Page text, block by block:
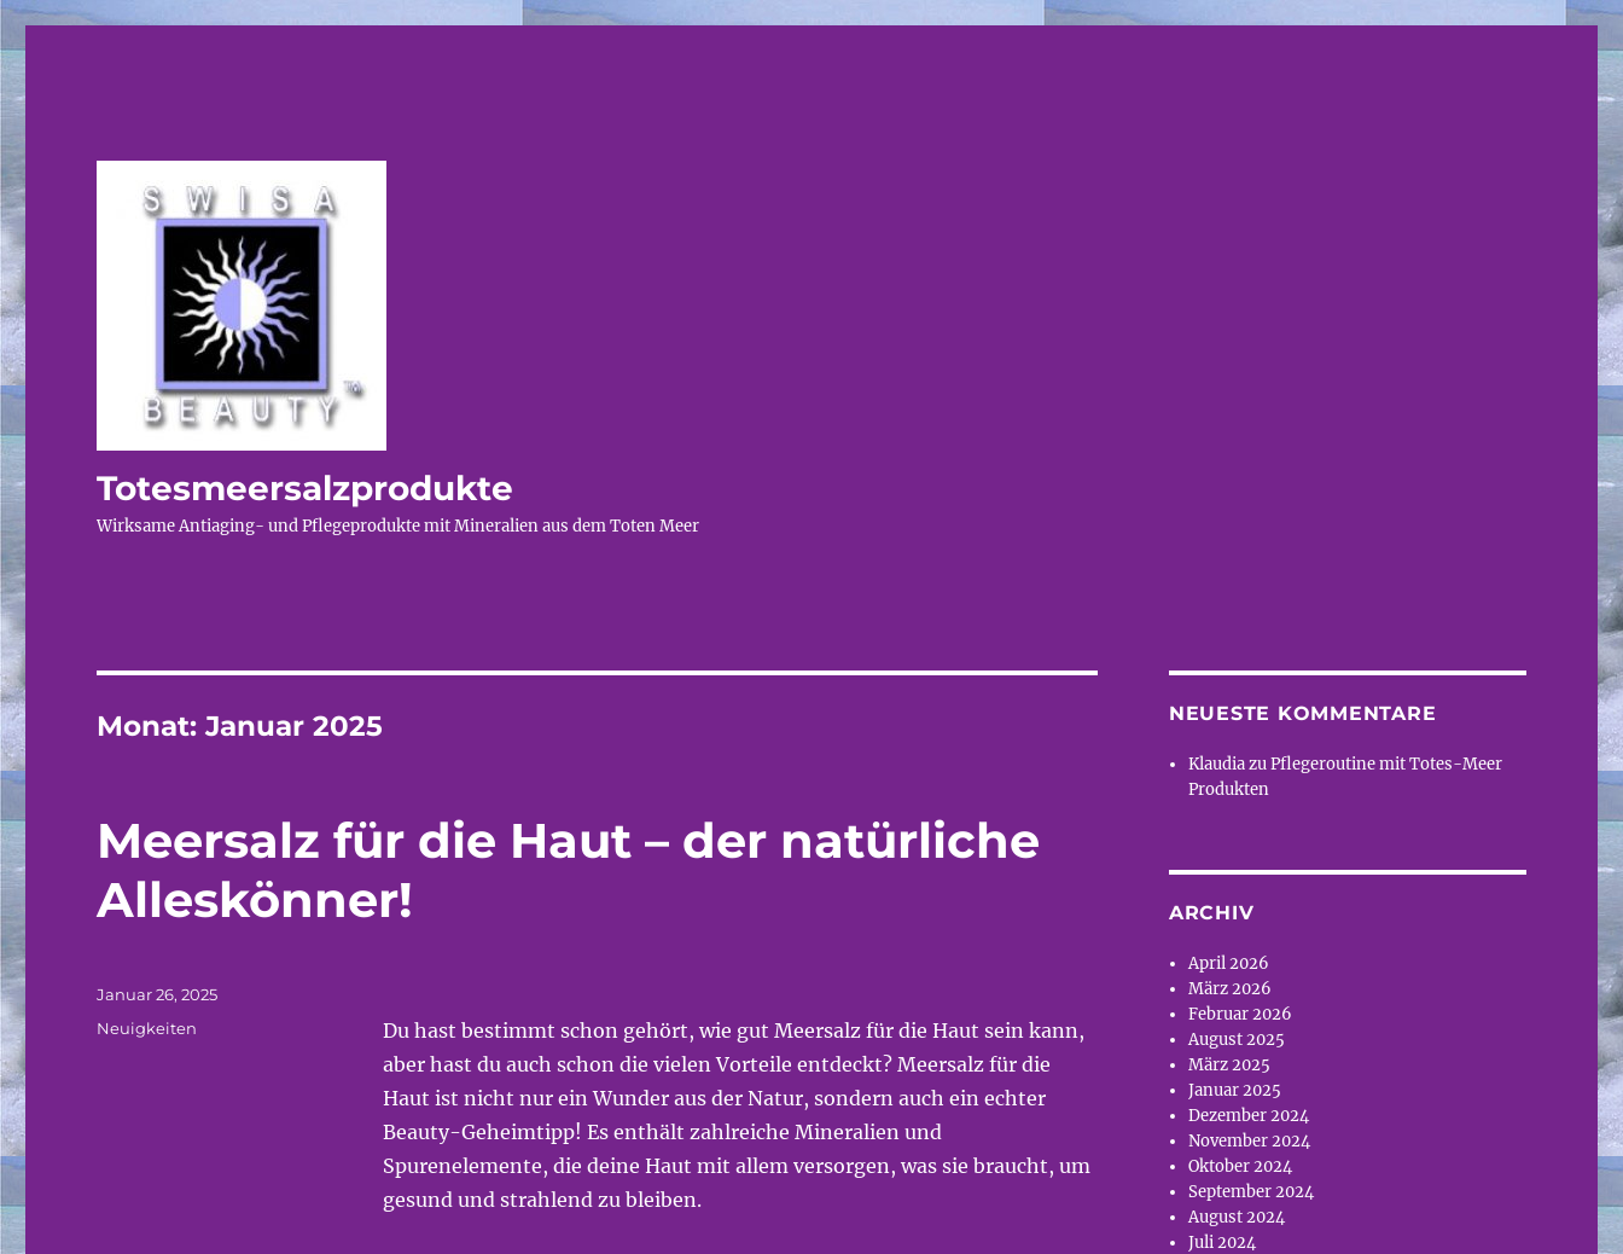
Totesmeersalzprodukte
Wirksame Antiaging- und Pflegeprodukte mit Mineralien aus dem Toten Meer
Monat:Januar 2025
Meersalz für die Haut – der natürliche
Alleskönner!
Du hast bestimmt schon gehört, wie gut Meersalz für die Haut sein kann,
aber hast du auch schon die vielen Vorteile entdeckt? Meersalz für die
Haut ist nicht nur ein Wunder aus der Natur, sondern auch ein echter
Beauty-Geheimtipp! Es enthält zahlreiche Mineralien und
Spurenelemente, die deine Haut mit allem versorgen, was sie braucht, um
gesund und strahlend zu bleiben.
Veröffentlicht
Januar 26, 2025
Kategorien
Neuigkeiten
NEUESTE KOMMENTARE
KlaudiazuPflegeroutine mit Totes-Meer
Produkten
ARCHIV
April 2026
März 2026
Februar 2026
August 2025
März 2025
Januar 2025
Dezember 2024
November 2024
Oktober 2024
September 2024
August 2024
Juli 2024